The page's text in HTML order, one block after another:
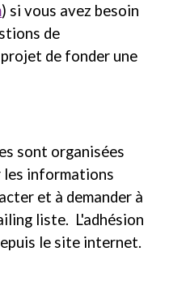
) si vous avez besoin
de
de fonder une
sont organisées
les informations
et à demander à
liste. L'adhésion
le site internet.